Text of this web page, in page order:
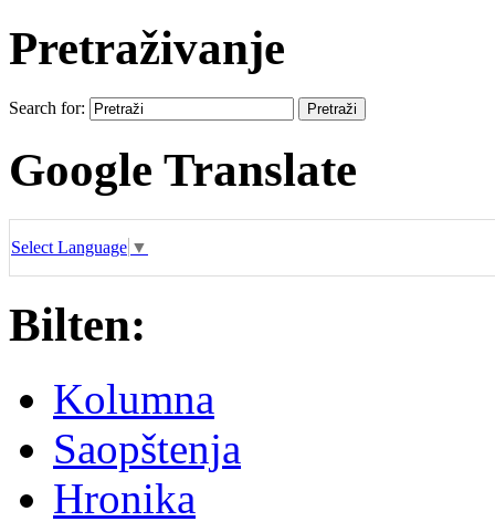
Pretraživanje
Search for:
Google Translate
Select Language ▼
Bilten:
Kolumna
Saopštenja
Hronika